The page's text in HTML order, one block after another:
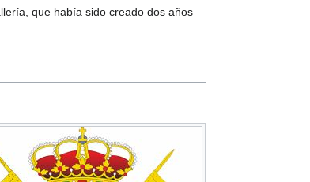
que había sido creado dos años